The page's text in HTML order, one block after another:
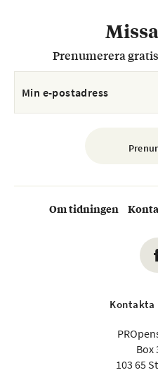
Prenumerera
Om tidningen
Box
103 65